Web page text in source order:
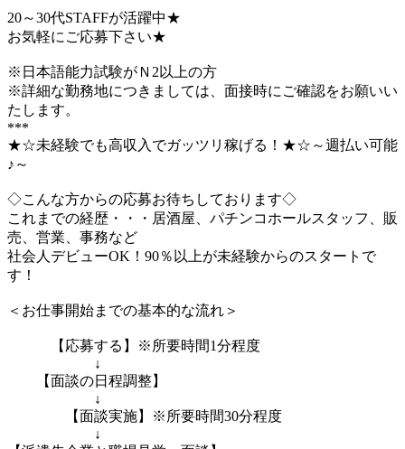
20～30代STAFFが活躍中★
お気軽にご応募下さい★
※日本語能力試験がＮ2以上の方
※詳細な勤務地につきましては、面接時にご確認をお願いい
たします。
***
★☆未経験でも高収入でガッツリ稼げる！★☆～週払い可能
♪～
◇こんな方からの応募お待ちしております◇
これまでの経歴・・・居酒屋、パチンコホールスタッフ、販
売、営業、事務など
社会人デビューOK！90％以上が未経験からのスタートで
す！
＜お仕事開始までの基本的な流れ＞
【応募する】※所要時間1分程度
↓
【面談の日程調整】
↓
【面談実施】※所要時間30分程度
↓